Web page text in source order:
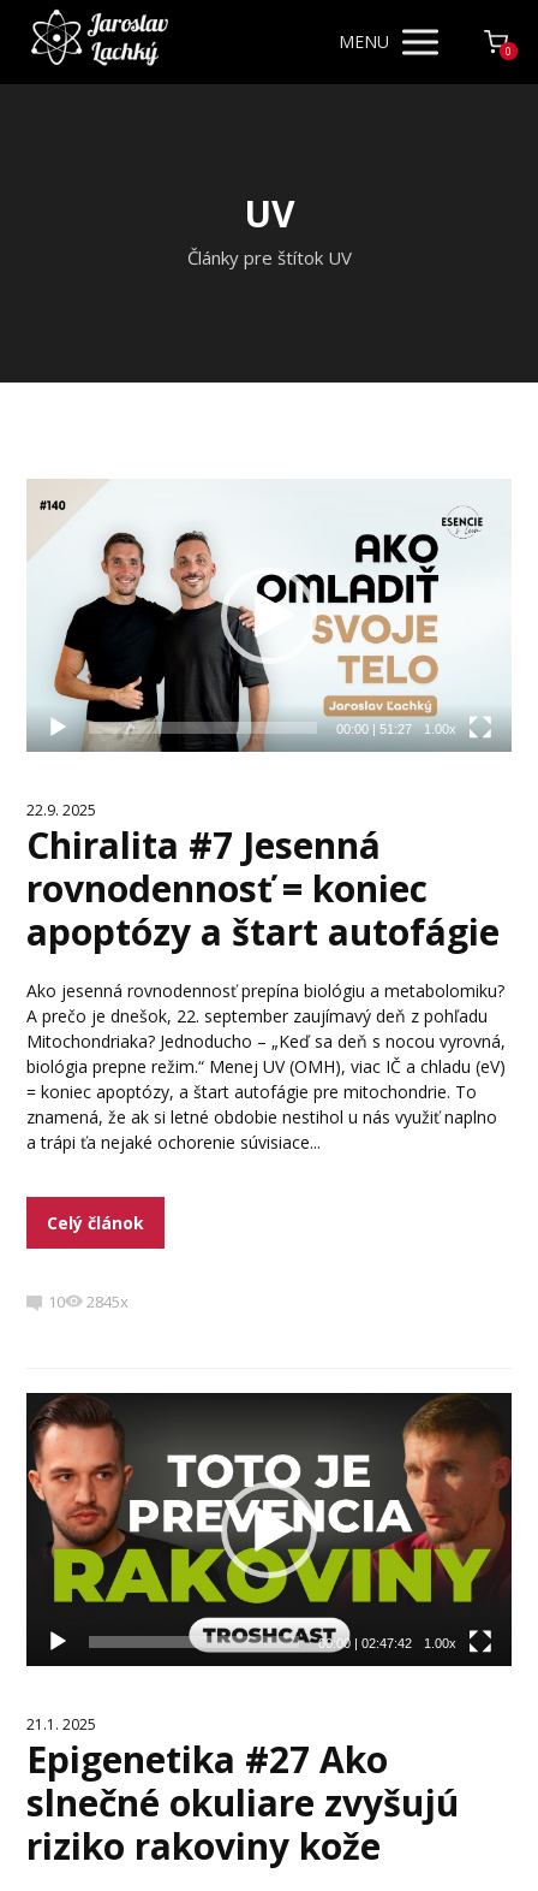
MENU 0
UV
Články pre štítok UV
prehrávač
00:00| 51:27 1.00x
22.9. 2025
Chiralita #7 Jesenná
rovnodennosť = koniec
apoptózy a štart autofágie
Ako jesenná rovnodennosť prepína biológiu a metabolomiku?
A prečo je dnešok, 22. september zaujímavý deň z pohľadu
Mitochondriaka? Jednoducho – „Keď sa deň s nocou vyrovná,
biológia prepne režim.“ Menej UV (OMH), viac IČ a chladu (eV)
= koniec apoptózy, a štart autofágie pre mitochondrie. To
znamená, že ak si letné obdobie nestihol u nás využiť naplno
a trápi ťa nejaké ochorenie súvisiace...
Celý článok
10 2845x
Video
prehrávač
00:00| 02:47:42 1.00x
21.1. 2025
Epigenetika #27 Ako
slnečné okuliare zvyšujú
riziko rakoviny kože